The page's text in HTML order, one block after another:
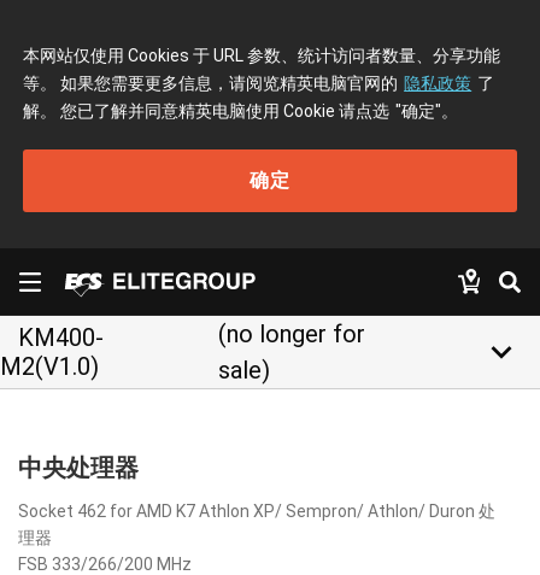
本网站仅使用 Cookies 于 URL 参数、统计访问者数量、分享功能
等。 如果您需要更多信息，请阅览精英电脑官网的 隐私政策 了
解。 您已了解并同意精英电脑使用 Cookie 请点选 "确定"。
确定
KM400-
M2(V1.0)
(no longer for
sale)
keyboard_arrow_down
中央处理器
Socket 462 for AMD K7 Athlon XP/ Sempron/ Athlon/ Duron 处
理器
FSB 333/266/200 MHz